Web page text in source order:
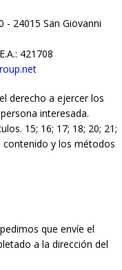
- 24015 San Giovanni
421708
derecho a ejercer los
interesada.
15; 16; 17; 18; 20; 21;
contenido y los métodos
que envíe el
a la dirección del